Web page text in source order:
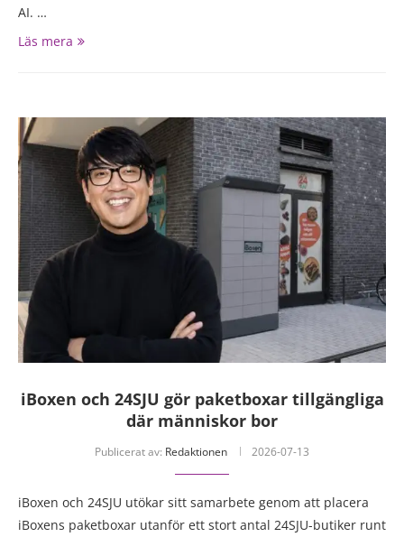
AI. …
Läs mera
iBoxen och 24SJU gör paketboxar tillgängliga
där människor bor
Publicerat av: Redaktionen 2026-07-13
iBoxen och 24SJU utökar sitt samarbete genom att placera
iBoxens paketboxar utanför ett stort antal 24SJU-butiker runt